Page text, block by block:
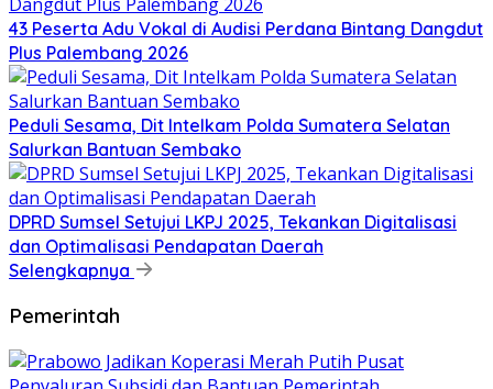
43 Peserta Adu Vokal di Audisi Perdana Bintang Dangdut
Plus Palembang 2026
Peduli Sesama, Dit Intelkam Polda Sumatera Selatan
Salurkan Bantuan Sembako
DPRD Sumsel Setujui LKPJ 2025, Tekankan Digitalisasi
dan Optimalisasi Pendapatan Daerah
Selengkapnya
Pemerintah